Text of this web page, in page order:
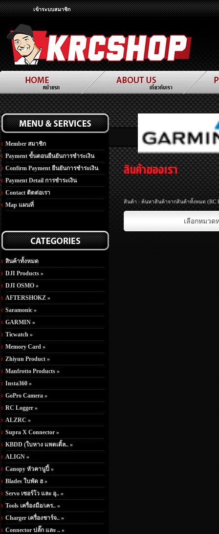
เข้าระบบสมาชิก
Member สมาชิก
Payment ขั้นตอนยืนยันการชำระเงิน
Confirm Payment ยืนยันการชำระเงิน
Payment Detail การชำระเงิน
Contact ติดต่อเรา
Map แผนที่
สินค้าทั้งหมด
DJI Products »
DJI OSMO »
AFTERSHOKZ »
Saramonic »
GARMIN »
Ticwatch »
Memory Card »
Zhiyun Product »
Manfrotto Products »
Insta360 »
GoPro Camera »
RC Logger »
ALZRC »
Supra X Connector »
KBDD (ใบหาง แพดเดิ้ล.. »
ALIGN »
Canopy หัวคานูปี้ »
Blades ใบพัด ฮ »
Servo เซอร์โว และ อุ.. »
Tools เครื่องมือ/เคร.. »
Charger เครื่องชาร์จ.. »
Connector ปลั๊ก และ .. »
สินค้า : ค้นหาสินค้าจากสินค้าทั้งหมด (RC
เลือกหมวด